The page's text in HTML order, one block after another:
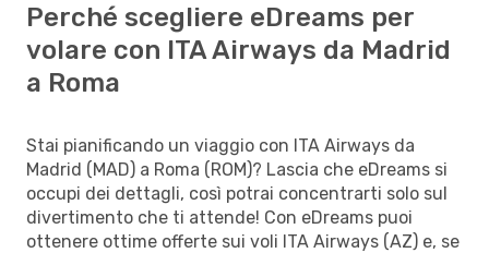
Perché scegliere eDreams per
volare con ITA Airways da Madrid
a Roma
Stai pianificando un viaggio con ITA Airways da
Madrid (MAD) a Roma (ROM)? Lascia che eDreams si
occupi dei dettagli, così potrai concentrarti solo sul
divertimento che ti attende! Con eDreams puoi
ottenere ottime offerte sui voli ITA Airways (AZ) e, se